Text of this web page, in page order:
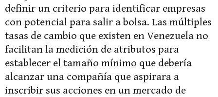
definir un criterio para identificar empresas
con potencial para salir a bolsa. Las múltiples
tasas de cambio que existen en Venezuela no
facilitan la medición de atributos para
establecer el tamaño mínimo que debería
alcanzar una compañía que aspirara a
inscribir sus acciones en un mercado de